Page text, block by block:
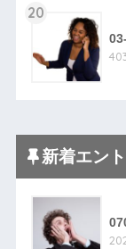
20
新着エン